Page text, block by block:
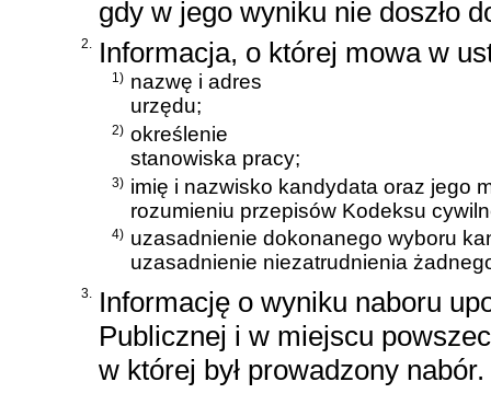
gdy w jego wyniku nie doszło
2. Informacja, o której mowa w
1) nazwę i adres
urzędu;
2) określenie
stanowiska pracy;
3) imię i nazwisko kandydata oraz jego
rozumieniu przepisów Kodeksu
4) uzasadnienie dokonanego wyboru
uzasadnienie niezatrudnienia
3. Informację o wyniku naboru
Publicznej i w miejscu
w której był prowadzony nabór.